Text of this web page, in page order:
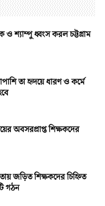
ও শ্যাম্পু ধ্বংস করল চট্টগ্রাম
তা হৃদয়ে ধারণ ও কর্মে
অবসরপ্রাপ্ত শিক্ষকদের
জড়িত শিক্ষকদের চিহ্নিত
গঠন